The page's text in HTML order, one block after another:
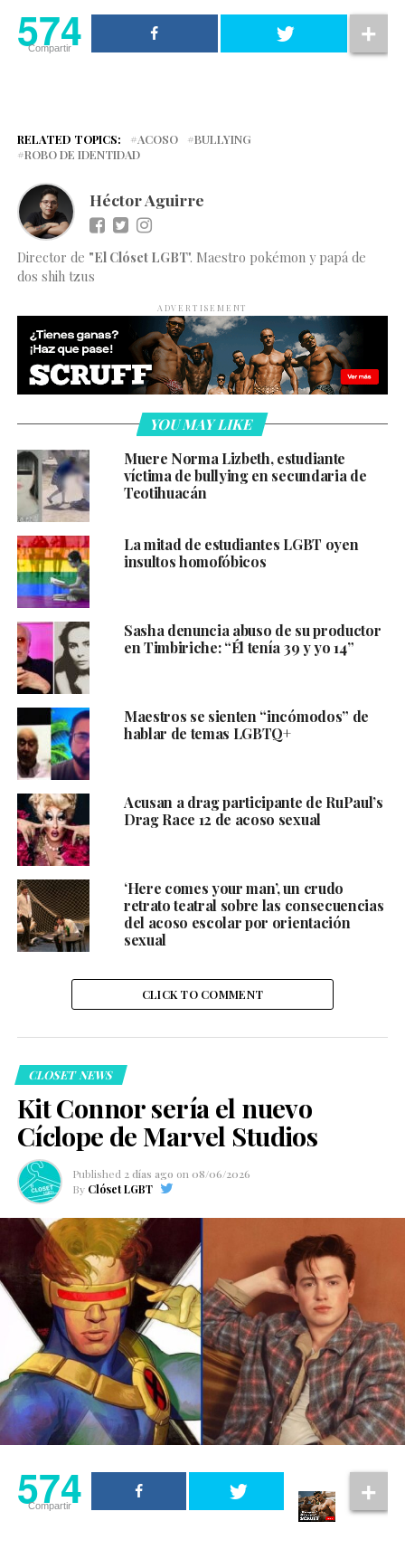
574
Compartir
RELATED TOPICS: ACOSO
BULLYING
ROBO DE IDENTIDAD
Héctor Aguirre
Director de "El Clóset LGBT". Maestro pokémon y papá de
dos shih tzus
ADVERTISEMENT
YOU MAY LIKE
Muere Norma Lizbeth, estudiante
víctima de bullying en secundaria de
Teotihuacán
La mitad de estudiantes LGBT oyen
insultos homofóbicos
Sasha denuncia abuso de su productor
en Timbiriche: “Él tenía 39 y yo 14”
Maestros se sienten “incómodos” de
hablar de temas LGBTQ+
Acusan a drag participante de RuPaul’s
Drag Race 12 de acoso sexual
‘Here comes your man’, un crudo
retrato teatral sobre las consecuencias
del acoso escolar por orientación
sexual
CLICK TO COMMENT
CLOSET NEWS
Kit Connor sería el nuevo
Cíclope de Marvel Studios
Published 2 días ago on 08/06/2026
By Clóset LGBT
574
Compartir